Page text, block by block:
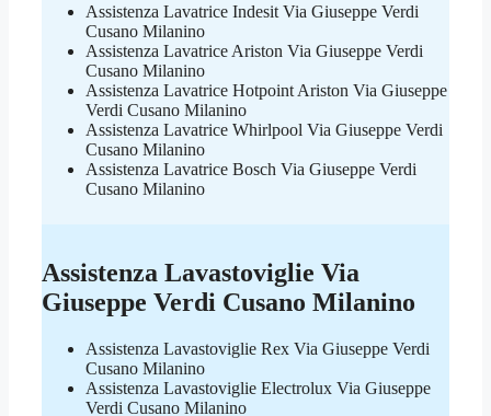
Assistenza Lavatrice Indesit Via Giuseppe Verdi
Cusano Milanino
Assistenza Lavatrice Ariston Via Giuseppe Verdi
Cusano Milanino
Assistenza Lavatrice Hotpoint Ariston Via Giuseppe
Verdi Cusano Milanino
Assistenza Lavatrice Whirlpool Via Giuseppe Verdi
Cusano Milanino
Assistenza Lavatrice Bosch Via Giuseppe Verdi
Cusano Milanino
Assistenza Lavastoviglie Via
Giuseppe Verdi Cusano Milanino
Assistenza Lavastoviglie Rex Via Giuseppe Verdi
Cusano Milanino
Assistenza Lavastoviglie Electrolux Via Giuseppe
Verdi Cusano Milanino